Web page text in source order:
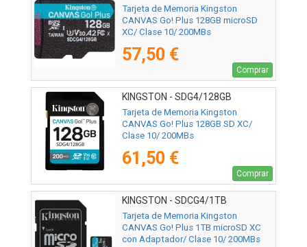
Tarjeta de Memoria Kingston
CANVAS Go! Plus 128GB microSD
XC/ Clase 10/ 200MBs
57,50 €
Comprar
KINGSTON - SDG4/128GB
Tarjeta de Memoria Kingston
CANVAS Go! Plus 128GB SD XC/
Clase 10/ 200MBs
61,50 €
Comprar
KINGSTON - SDCG4/1TB
Tarjeta de Memoria Kingston
CANVAS Go! Plus 1TB microSD XC
con Adaptador/ Clase 10/ 200MBs